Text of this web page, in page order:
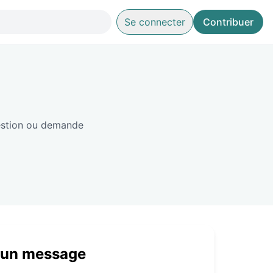
Se connecter Contribuer
ou demande
message